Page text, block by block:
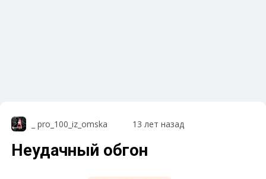
_ pro_100_iz_omska 13 лет назад
Неудачный обгон